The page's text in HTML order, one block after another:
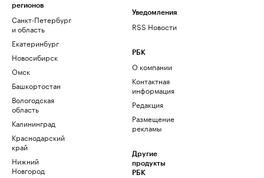
регионов
Санкт-Петербург
и область
Екатеринбург
Новосибирск
Омск
Башкортостан
Вологодская
область
Калининград
Краснодарский
край
Нижний
Новгород
Уведомления
RSS Новости
РБК
О компании
Контактная
информация
Редакция
Размещение
рекламы
Другие
продукты
РБК